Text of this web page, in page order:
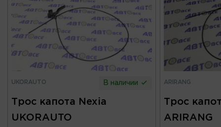
UKORAUTO В наличии
Трос капота Nexia
UKORAUTO
ARIRANG
Трос
ARIRANG